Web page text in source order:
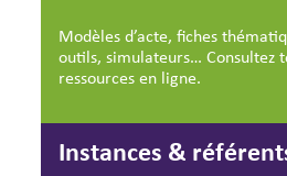
Modèles d’acte, fiches
outils, simulateurs… Consultez
ressources en ligne.
Instances &